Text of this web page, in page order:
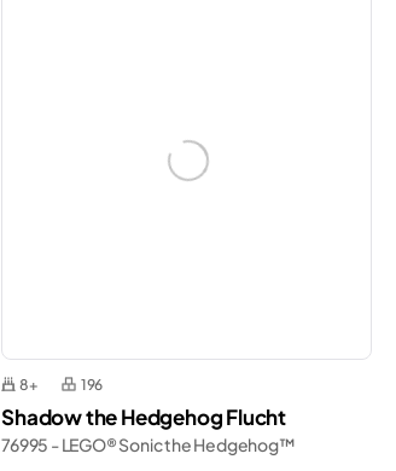
8+ 196
Shadow the Hedgehog Flucht
76995 - LEGO® Sonic the Hedgehog™